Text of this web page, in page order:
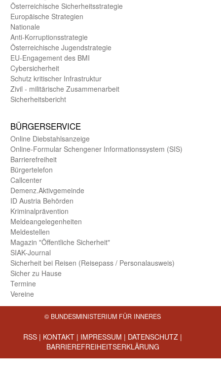
Öster­reichische Sicherheits­strategie
Europäische Strategien
Nationale
Anti-Korruptions­strategie
Öster­reichische Jugend­strategie
EU-Engagement des BMI
Cybersicherheit
Schutz kritischer Infra­struktur
Zivil - militärische Zusammen­arbeit
Sicherheits­bericht
BÜRGER­SERVICE
Online Diebstahls­anzeige
Online-Formular Schengener Informationssystem (SIS)
Barriere­freiheit
Bürger­telefon
Call­center
Demenz.Aktiv­gemeinde
ID Austria Behörden
Kriminal­prävention
Melde­an­ge­le­gen­heiten
Meld­estellen
Magazin "Öffentliche Sicherheit"
SIAK-Journal
Sicherheit bei Reisen (Reise­pass / Personal­ausweis)
Sicher zu Hause
Termine
Vereine
© BUNDESMINISTERIUM FÜR INNERES
RSS | KONTAKT | IMPRESSUM | DATENSCHUTZ |
BARRIEREFREIHEITSERKLÄRUNG